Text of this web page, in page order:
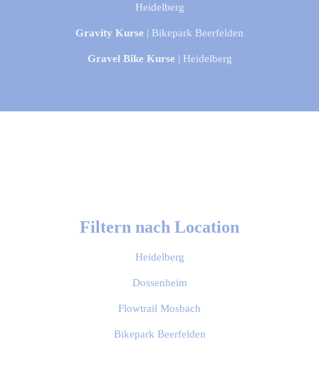
Heidelberg
Gravity Kurse | Bikepark Beerfelden
Gravel Bike Kurse | Heidelberg
Filtern nach Location
Heidelberg
Dossenheim
Flowtrail Mosbach
Bikepark Beerfelden